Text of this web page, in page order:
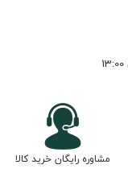
مشاوره رایگان خرید کالا